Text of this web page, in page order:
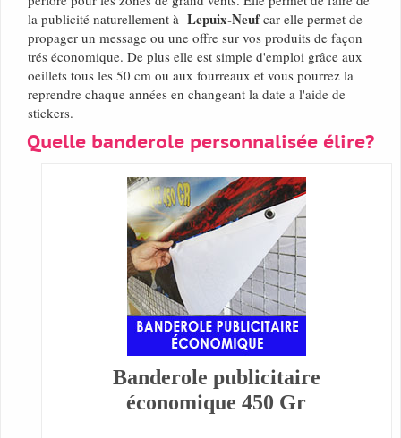
la publicité naturellement à Lepuix-Neufcar elle permet de
propager un message ou une offre sur vos produits de façon
trés économique. De plus elle est simple d'emploi grâce aux
oeillets tous les 50 cm ou aux fourreaux et vous pourrez la
reprendre chaque années en changeant la date a l'aide de
stickers.
Quelle banderole personnalisée élire?
Banderole publicitaire
économique 450 Gr